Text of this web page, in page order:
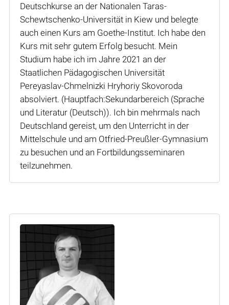
Deutschkurse an der Nationalen Taras-
Schewtschenko-Universität in Kiew und belegte
auch einen Kurs am Goethe-Institut. Ich habe den
Kurs mit sehr gutem Erfolg besucht. Mein
Studium habe ich im Jahre 2021 an der
Staatlichen Pädagogischen Universität
Pereyaslav-Chmelnizki Hryhoriy Skovoroda
absolviert. (Hauptfach:Sekundarbereich (Sprache
und Literatur (Deutsch)). Ich bin mehrmals nach
Deutschland gereist, um den Unterricht in der
Mittelschule und am Otfried-Preußler-Gymnasium
zu besuchen und an Fortbildungsseminaren
teilzunehmen.